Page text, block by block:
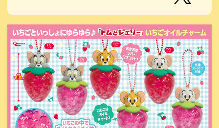
ーナッ
ツクラ
ブのプ
ライズ
商品の
Xはこ
ちら